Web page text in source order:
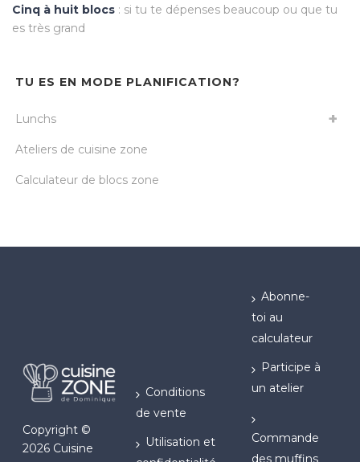
Cinq à huit blocs : si tu te dépenses beaucoup ou que tu
es très grand
TU ES EN MODE PLANIFICATION?
Lunchs
Ateliers de cuisine zone
Calculateur de blocs zone
Copyright ©
2026 Cuisine
Conditions
de vente
Utilisation et
Abonne-
toi au
calculateur
Participe à
un atelier
Commande
des muffins